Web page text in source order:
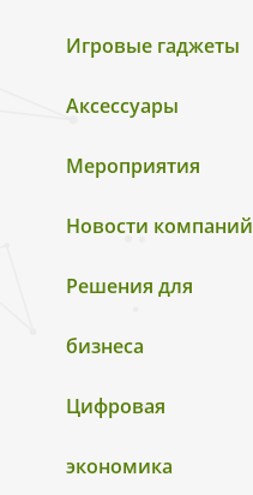
Игровые гаджеты
Аксессуары
Мероприятия
Новости компаний
Решения для
бизнеса
Цифровая
экономика